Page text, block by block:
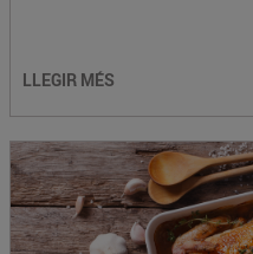
LLEGIR MÉS